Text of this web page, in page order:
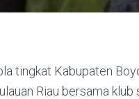
tingkat Kabupaten
Riau bersama klub